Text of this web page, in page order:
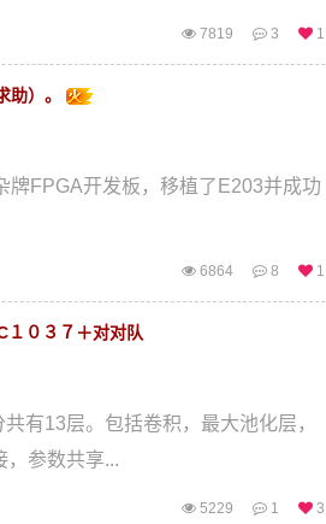
7819 3 1
助）。
牌FPGA开发板，移植了E203并成功
6864 8 1
１０３７＋对对队
有13层。包括卷积，最大池化层，
，参数共享...
5229 1 3